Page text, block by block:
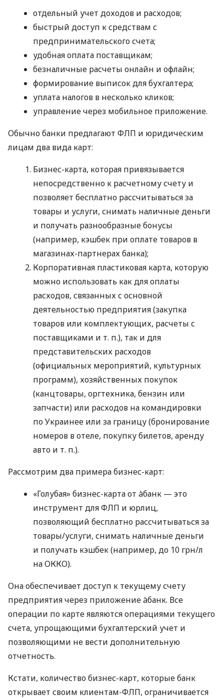
отдельный учет доходов и расходов;
быстрый доступ к средствам с
предпринимательского счета;
удобная оплата поставщикам;
безналичные расчеты онлайн и офлайн;
формирование выписок для бухгалтера;
уплата налогов в несколько кликов;
управление через мобильное приложение.
Обычно банки предлагают ФЛП и юридическим
лицам два вида карт:
Бизнес-карта, которая привязывается
непосредственно к расчетному счету и
позволяет бесплатно рассчитываться за
товары и услуги, снимать наличные деньги
и получать разнообразные бонусы
(например, кэшбек при оплате товаров в
магазинах-партнерах банка);
Корпоративная пластиковая карта, которую
можно использовать как для оплаты
расходов, связанных с основной
деятельностью предприятия (закупка
товаров или комплектующих, расчеты с
поставщиками и т. п.), так и для
представительских расходов
(официальных мероприятий, культурных
программ), хозяйственных покупок
(канцтовары, оргтехника, бензин или
запчасти) или расходов на командировки
по Украинее или за границу (бронирование
номеров в отеле, покупку билетов, аренду
авто и т. п.).
Рассмотрим два примера бизнес-карт:
«Голубая» бизнес-карта от àбанк — это
инструмент для ФЛП и юрлиц,
позволяющий бесплатно рассчитываться за
товары/услуги, снимать наличные деньги
и получать кэшбек (например, до 10 грн/л
на ОККО).
Она обеспечивает доступ к текущему счету
предприятия через приложение àбанк. Все
операции по карте являются операциями текущего
счета, упрощающими бухгалтерский учет и
позволяющими не вести дополнительную
отчетность.
Кстати, количество бизнес-карт, которые банк
открывает своим клиентам-ФЛП, ограничивается